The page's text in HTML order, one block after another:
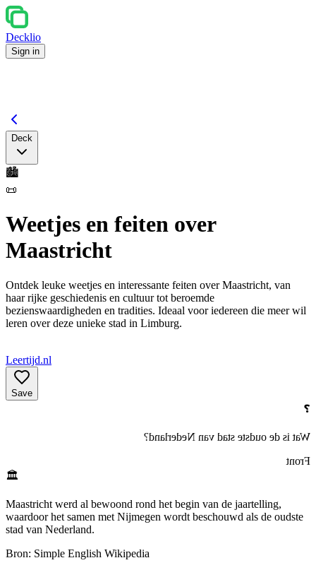
Decklio
Sign in
Deck
🏙️
📜
Weetjes en feiten over
Maastricht
Ontdek leuke weetjes en interessante feiten over Maastricht, van
haar rijke geschiedenis en cultuur tot beroemde
bezienswaardigheden en tradities. Ideaal voor iedereen die meer wil
leren over deze unieke stad in Limburg.
Leertijd.nl
Save
❓
Wat is de oudste stad van Nederland?
Front
🏛️
Maastricht werd al bewoond rond het begin van de jaartelling,
waardoor het samen met Nijmegen wordt beschouwd als de oudste
stad van Nederland.
Bron: Simple English Wikipedia